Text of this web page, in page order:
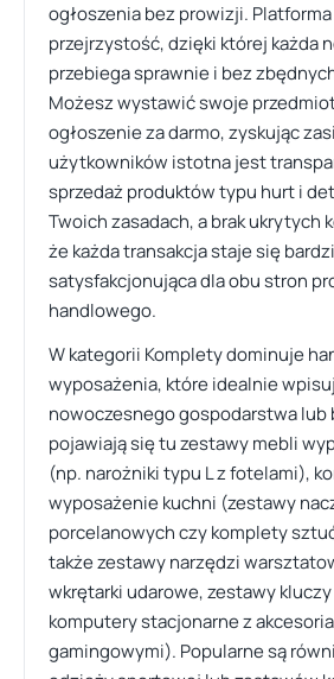
ogłoszenia bez prowizji.
przejrzystość, dzięki której każda
przebiega sprawnie i bez
Możesz wystawić swoje
ogłoszenie za darmo, zyskując
użytkowników istotna jest
sprzedaż produktów typu hurt i
Twoich zasadach, a brak ukrytych
że każda transakcja staje się
satysfakcjonująca dla obu stron
handlowego.
W kategorii Komplety dominuje
wyposażenia, które idealnie
nowoczesnego gospodarstwa lub
pojawiają się tu zestawy mebli
(np. narożniki typu L z fotelami),
wyposażenie kuchni (zestawy
porcelanowych czy komplety
także zestawy narzędzi
wkrętarki udarowe, zestawy
komputery stacjonarne z
gamingowymi). Popularne są